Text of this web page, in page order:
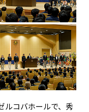
ルコバホールで、秀